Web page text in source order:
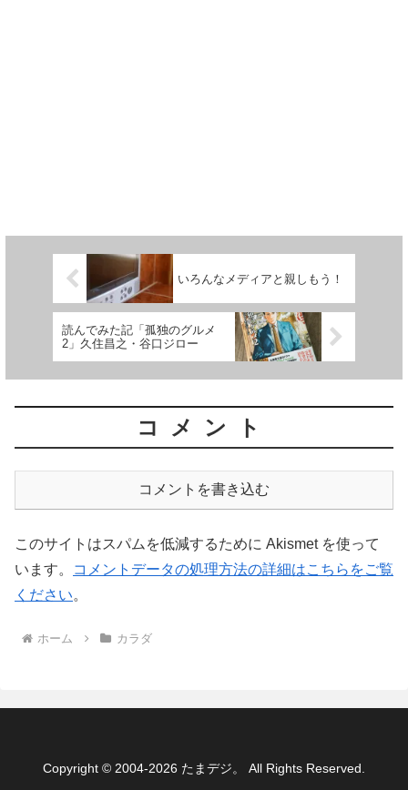
いろんなメディアと親しもう！
読んでみた記「孤独のグルメ
2」久住昌之・谷口ジロー
コメント
コメントを書き込む
このサイトはスパムを低減するために Akismet を使って
います。
コメントデータの処理方法の詳細はこちらをご覧
ください。
ホーム カラダ
Copyright © 2004-2026 たまデジ。 All Rights Reserved.